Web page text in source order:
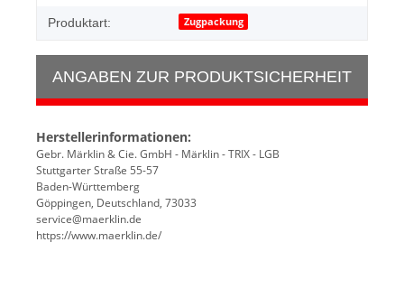
Produktart: Zugpackung
ANGABEN ZUR PRODUKTSICHERHEIT
Herstellerinformationen:
Gebr. Märklin & Cie. GmbH - Märklin - TRIX - LGB
Stuttgarter Straße 55-57
Baden-Württemberg
Göppingen, Deutschland, 73033
service@maerklin.de
https://www.maerklin.de/